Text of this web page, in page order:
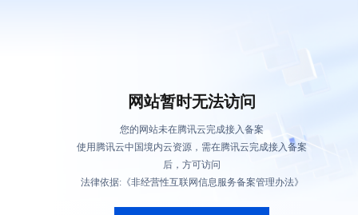
网站暂时无法访问
您的网站未在腾讯云完成接入备案
使用腾讯云中国境内云资源，需在腾讯云完成接入备案
后，方可访问
法律依据:《非经营性互联网信息服务备案管理办法》